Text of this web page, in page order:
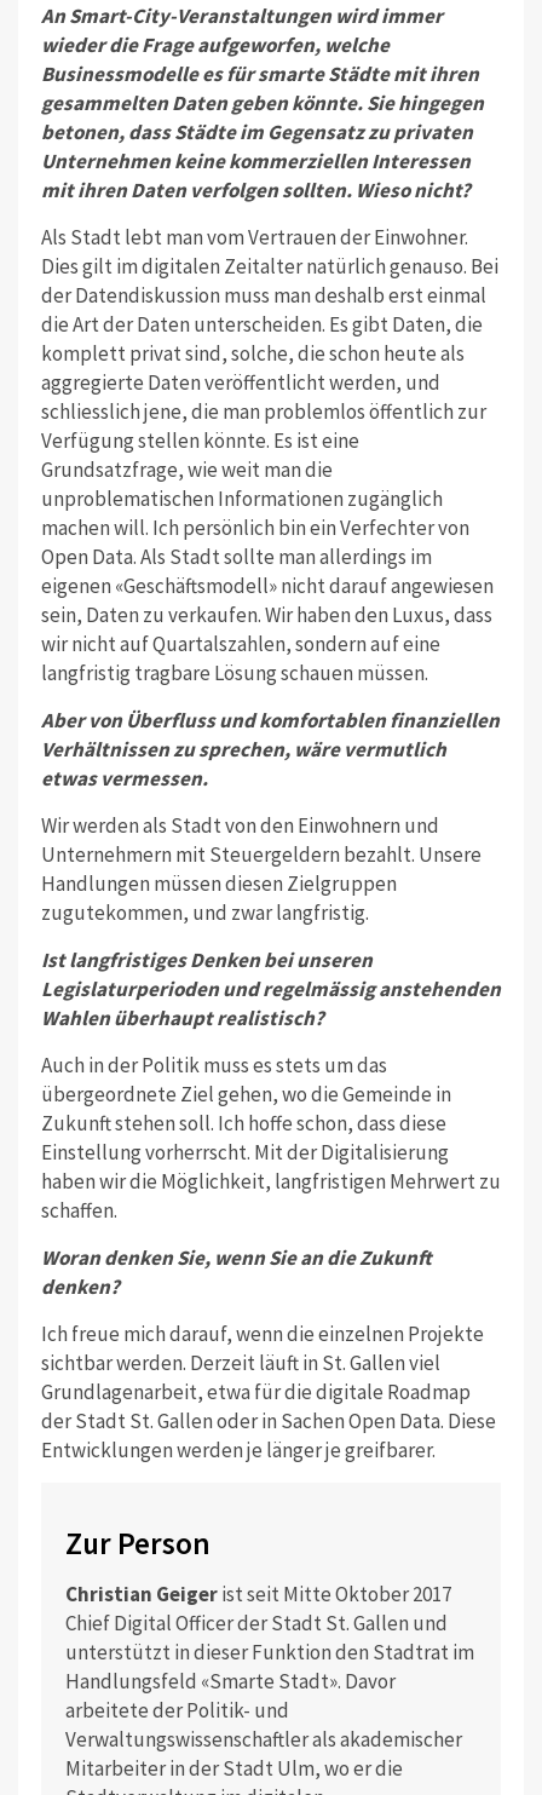
An Smart-City-Veranstaltungen wird immer
wieder die Frage aufgeworfen, welche
Businessmodelle es für smarte Städte mit ihren
gesammelten Daten geben könnte. Sie hingegen
betonen, dass Städte im Gegensatz zu privaten
Unternehmen keine kommerziellen Interessen
mit ihren Daten verfolgen sollten. Wieso nicht?
Als Stadt lebt man vom Vertrauen der Einwohner.
Dies gilt im digitalen Zeitalter natürlich genauso. Bei
der Daten­diskussion muss man deshalb erst einmal
die Art der Daten unterscheiden. Es gibt Daten, die
komplett privat sind, solche, die schon heute als
aggregierte Daten veröffentlicht werden, und
schliesslich jene, die man problem­los öffentlich zur
Verfügung stellen könnte. Es ist eine
Grundsatzfrage, wie weit man die
unproblematischen Informationen zugänglich
machen will. Ich persönlich bin ein Verfechter von
Open Data. Als Stadt sollte man allerdings im
eigenen «Geschäftsmodell» nicht darauf angewiesen
sein, Daten zu ver­kaufen. Wir haben den Luxus, dass
wir nicht auf Quartalszahlen, sondern auf eine
langfristig tragbare Lösung schauen müssen.
Aber von Überfluss und komfortablen finanziellen
Verhältnissen zu sprechen, wäre vermutlich
etwas vermessen.
Wir werden als Stadt von den Einwoh­nern und
Unternehmern mit Steuergel­dern bezahlt. Unsere
Handlungen müs­sen diesen Zielgruppen
zugutekommen, und zwar langfristig.
Ist langfristiges Denken bei unseren
Legislaturperioden und regelmässig anste­henden
Wahlen überhaupt realistisch?
Auch in der Politik muss es stets um das
übergeordnete Ziel gehen, wo die Gemeinde in
Zukunft stehen soll. Ich hoffe schon, dass diese
Einstellung vor­herrscht. Mit der Digitalisierung
haben wir die Möglichkeit, langfristigen Mehr­wert zu
schaffen.
Woran denken Sie, wenn Sie an die Zukunft
denken?
Ich freue mich darauf, wenn die einzel­nen Projekte
sichtbar werden. Derzeit läuft in St. Gallen viel
Grundlagenarbeit, etwa für die digitale Roadmap
der Stadt St. Gallen oder in Sachen Open Data. Diese
Entwicklungen werden je länger je greifbarer.
Zur Person
Christian Geigerist seit Mitte Oktober 2017
Chief Digital Officer der Stadt St. Gallen und
unterstützt in dieser Funktion den Stadtrat im
Handlungsfeld «Smarte Stadt». Davor
arbeitete der Politik- und
Verwaltungswissenschaftler als akademischer
Mitarbeiter in der Stadt Ulm, wo er die